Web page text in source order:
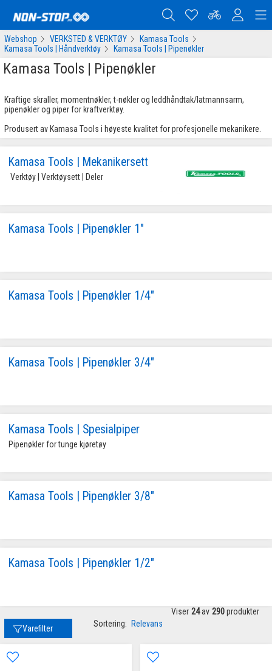
Webshop VERKSTED & VERKTØY
Kamasa Tools
Kamasa Tools | Håndverktøy
Kamasa Tools | Pipenøkler
Kamasa Tools | Pipenøkler
Kraftige skraller, momentnøkler, t-nøkler og leddhåndtak/latmannsarm,
pipenøkler og piper for kraftverktøy.
Produsert av Kamasa Tools i høyeste kvalitet for profesjonelle mekanikere.
Kamasa Tools | Mekanikersett
Verktøy | Verktøysett | Deler
Kamasa Tools | Pipenøkler 1"
Kamasa Tools | Pipenøkler 1/4"
Kamasa Tools | Pipenøkler 3/4"
Kamasa Tools | Spesialpiper
Pipenøkler for tunge kjøretøy
Kamasa Tools | Pipenøkler 3/8"
Kamasa Tools | Pipenøkler 1/2"
Varefilter Sortering: Relevans
Viser 24 av 290 produkter